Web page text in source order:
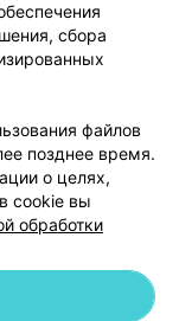
Республика Беларусь,
сбора
файлов
позднее время.
о целях,
cookie вы
обработки